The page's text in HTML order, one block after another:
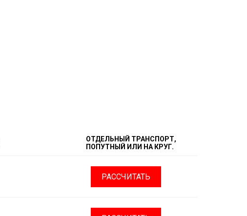
ОТДЕЛЬНЫЙ ТРАНСПОРТ,
ПОПУТНЫЙ ИЛИ НА КРУГ.
РАССЧИТАТЬ